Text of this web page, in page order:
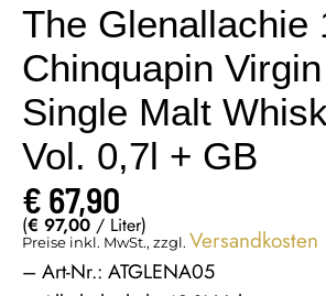
The Glenallachie
Chinquapin
Single Malt
Vol. 0,7l + GB
€ 67,90
(€ 97,00 / Liter)
Preise inkl. MwSt., zzgl. Versandkosten
– Art-Nr.: ATGLENA05